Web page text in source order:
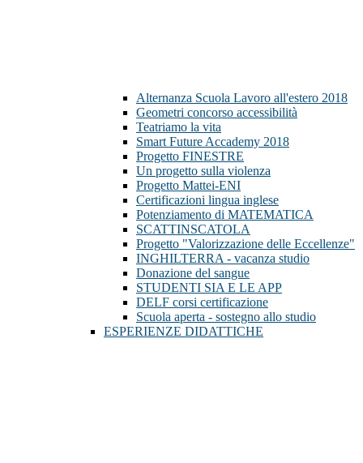
Alternanza Scuola Lavoro all'estero 2018
Geometri concorso accessibilità
Teatriamo la vita
Smart Future Accademy 2018
Progetto FINESTRE
Un progetto sulla violenza
Progetto Mattei-ENI
Certificazioni lingua inglese
Potenziamento di MATEMATICA
SCATTINSCATOLA
Progetto "Valorizzazione delle Eccellenze"
INGHILTERRA - vacanza studio
Donazione del sangue
STUDENTI SIA E LE APP
DELF corsi certificazione
Scuola aperta - sostegno allo studio
ESPERIENZE DIDATTICHE